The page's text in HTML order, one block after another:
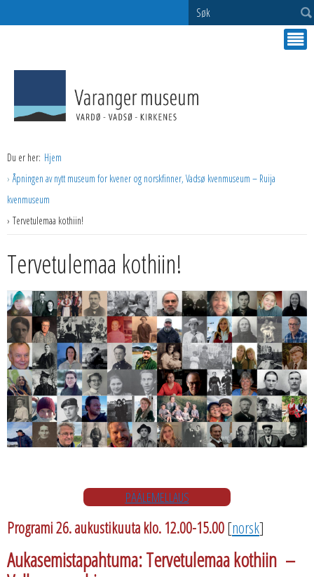
Søk
Du er her: Hjem
Åpningen av nytt museum for kvener og norskfinner, Vadsø kvenmuseum – Ruija
kvenmuseum
Tervetulemaa kothiin!
Tervetulemaa kothiin!
PÄÄLEMELLAUS
Programi 26. aukustikuuta klo. 12.00-15.00[norsk]
Aukasemistapahtuma:Tervetulemaa kothiin –